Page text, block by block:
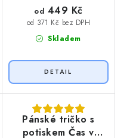
Skladem
od 371 Kč bez DPH
od 449 Kč
Pánské tričko s
potiskem Čas v